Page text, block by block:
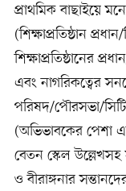
প্রাথমিক বাছাইয়ে
(শিক্ষাপ্রতিষ্ঠান
শিক্ষাপ্রতিষ্ঠানের
এবং নাগরিকত্বের
পরিষদ/পৌরসভা/
(অভিভাবকের পেশা
বেতন স্কেল উল্লেখসহ
ও বীরাঙ্গনার